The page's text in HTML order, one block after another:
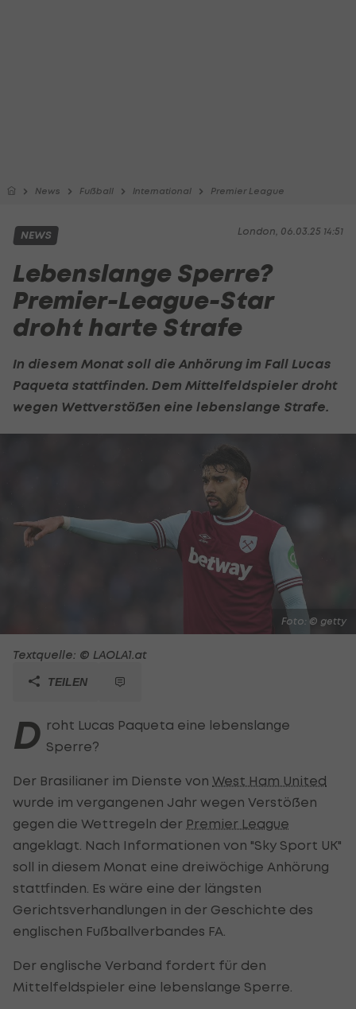
News Fußball International Premier League
London, 06.03.25 14:51
NEWS
Lebenslange Sperre?
Premier-League-Star
droht harte Strafe
In diesem Monat soll die Anhörung im Fall Lucas
Paqueta stattfinden. Dem Mittelfeldspieler droht
wegen Wettverstößen eine lebenslange Strafe.
Foto: © getty
Textquelle: © LAOLA1.at
TEILEN
D roht Lucas Paqueta eine lebenslange
Sperre?
Der Brasilianer im Dienste von West Ham United
wurde im vergangenen Jahr wegen Verstößen
gegen die Wettregeln der Premier League
angeklagt. Nach Informationen von "Sky Sport UK"
soll in diesem Monat eine dreiwöchige Anhörung
stattfinden. Es wäre eine der längsten
Gerichtsverhandlungen in der Geschichte des
englischen Fußballverbandes FA.
Der englische Verband fordert für den
Mittelfeldspieler eine lebenslange Sperre.